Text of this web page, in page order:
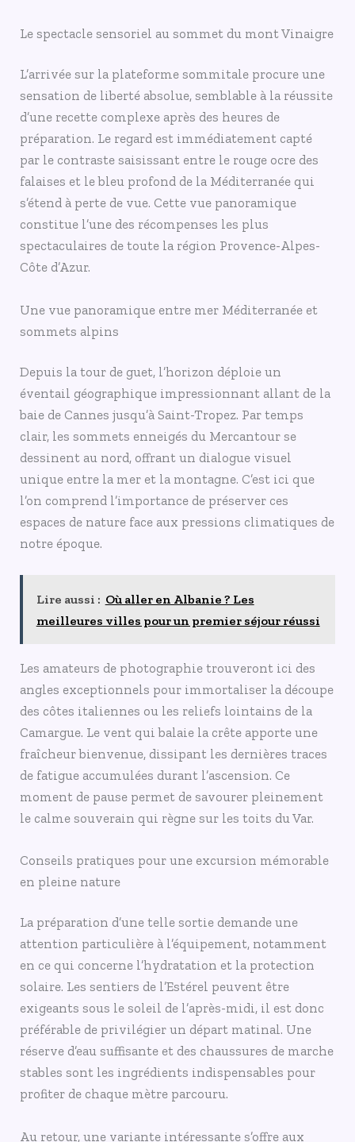
Le spectacle sensoriel au sommet du mont Vinaigre
L’arrivée sur la plateforme sommitale procure une
sensation de liberté absolue, semblable à la réussite
d’une recette complexe après des heures de
préparation. Le regard est immédiatement capté
par le contraste saisissant entre le rouge ocre des
falaises et le bleu profond de la Méditerranée qui
s’étend à perte de vue. Cette vue panoramique
constitue l’une des récompenses les plus
spectaculaires de toute la région Provence-Alpes-
Côte d’Azur.
Une vue panoramique entre mer Méditerranée et
sommets alpins
Depuis la tour de guet, l’horizon déploie un
éventail géographique impressionnant allant de la
baie de Cannes jusqu’à Saint-Tropez. Par temps
clair, les sommets enneigés du Mercantour se
dessinent au nord, offrant un dialogue visuel
unique entre la mer et la montagne. C’est ici que
l’on comprend l’importance de préserver ces
espaces de nature face aux pressions climatiques de
notre époque.
Lire aussi : Où aller en Albanie ? Les
meilleures villes pour un premier séjour réussi
Les amateurs de photographie trouveront ici des
angles exceptionnels pour immortaliser la découpe
des côtes italiennes ou les reliefs lointains de la
Camargue. Le vent qui balaie la crête apporte une
fraîcheur bienvenue, dissipant les dernières traces
de fatigue accumulées durant l’ascension. Ce
moment de pause permet de savourer pleinement
le calme souverain qui règne sur les toits du Var.
Conseils pratiques pour une excursion mémorable
en pleine nature
La préparation d’une telle sortie demande une
attention particulière à l’équipement, notamment
en ce qui concerne l’hydratation et la protection
solaire. Les sentiers de l’Estérel peuvent être
exigeants sous le soleil de l’après-midi, il est donc
préférable de privilégier un départ matinal. Une
réserve d’eau suffisante et des chaussures de marche
stables sont les ingrédients indispensables pour
profiter de chaque mètre parcouru.
Au retour, une variante intéressante s’offre aux